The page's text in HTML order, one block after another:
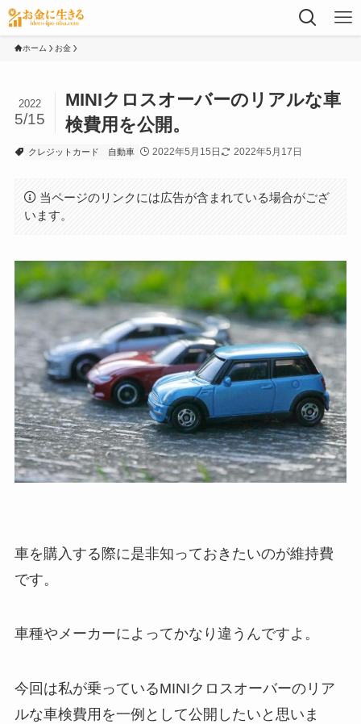
ホーム お金
MINIクロスオーバーのリアルな車
検費用を公開。
2022
5/15
クレジットカード 自動車 2022年5月15日 2022年5月17日
当ページのリンクには広告が含まれている場合がござ
います。
車を購入する際に是非知っておきたいのが維持費
です。
車種やメーカーによってかなり違うんですよ。
今回は私が乗っているMINIクロスオーバーのリア
ルな車検費用を一例として公開したいと思いま